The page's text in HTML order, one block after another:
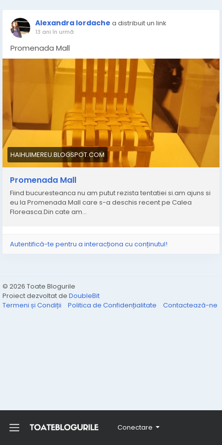
Conectare
Alexandra Iordache a distribuit un link
13 ani în urmă
Promenada Mall
HAIHUIMEREU.BLOGSPOT.COM
Promenada Mall
Fiind bucuresteanca nu am putut rezista tentatiei si.am ajuns si
eu la Promenada Mall care s-a deschis recent pe Calea
Floreasca.Din cate am...
Autentifică-te pentru a interacționa cu conținutul!
© 2026 Toate Blogurile
Proiect dezvoltat de DoubleBit
Termeni și Condiții
Politica de Confidențialitate Contactează-ne